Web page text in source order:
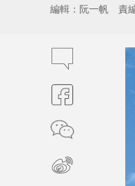
編輯：阮一帆 責